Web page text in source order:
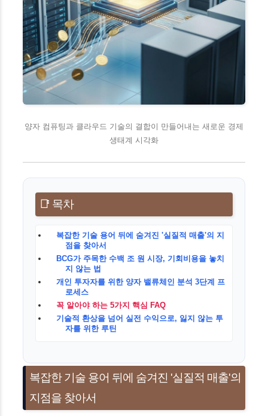
양자 컴퓨팅과 클라우드 기술의 결합이 만들어내는 새로운 경제
생태계 시각화
📑 목차
복잡한 기술 용어 뒤에 숨겨진 '실질적 매출'의 지
점을 찾아서
BCG가 주목한 수백 조 원 시장, 기회비용을 놓치
지 않는 법
개인 투자자를 위한 양자 밸류체인 분석 3단계 프
로세스
꼭 알아야 하는 5가지 핵심 FAQ
기술적 환상을 넘어 실전 수익으로, 잃지 않는 투
자를 위한 루틴
복잡한 기술 용어 뒤에 숨겨진 '실질적 매출'의
지점을 찾아서